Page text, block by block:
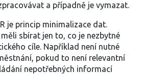
a případně je vymazat.
je princip minimalizace dat.
sbírat jen to, co je nezbytné
cíle. Například není nutné
pokud to není relevantní
nepotřebných informací